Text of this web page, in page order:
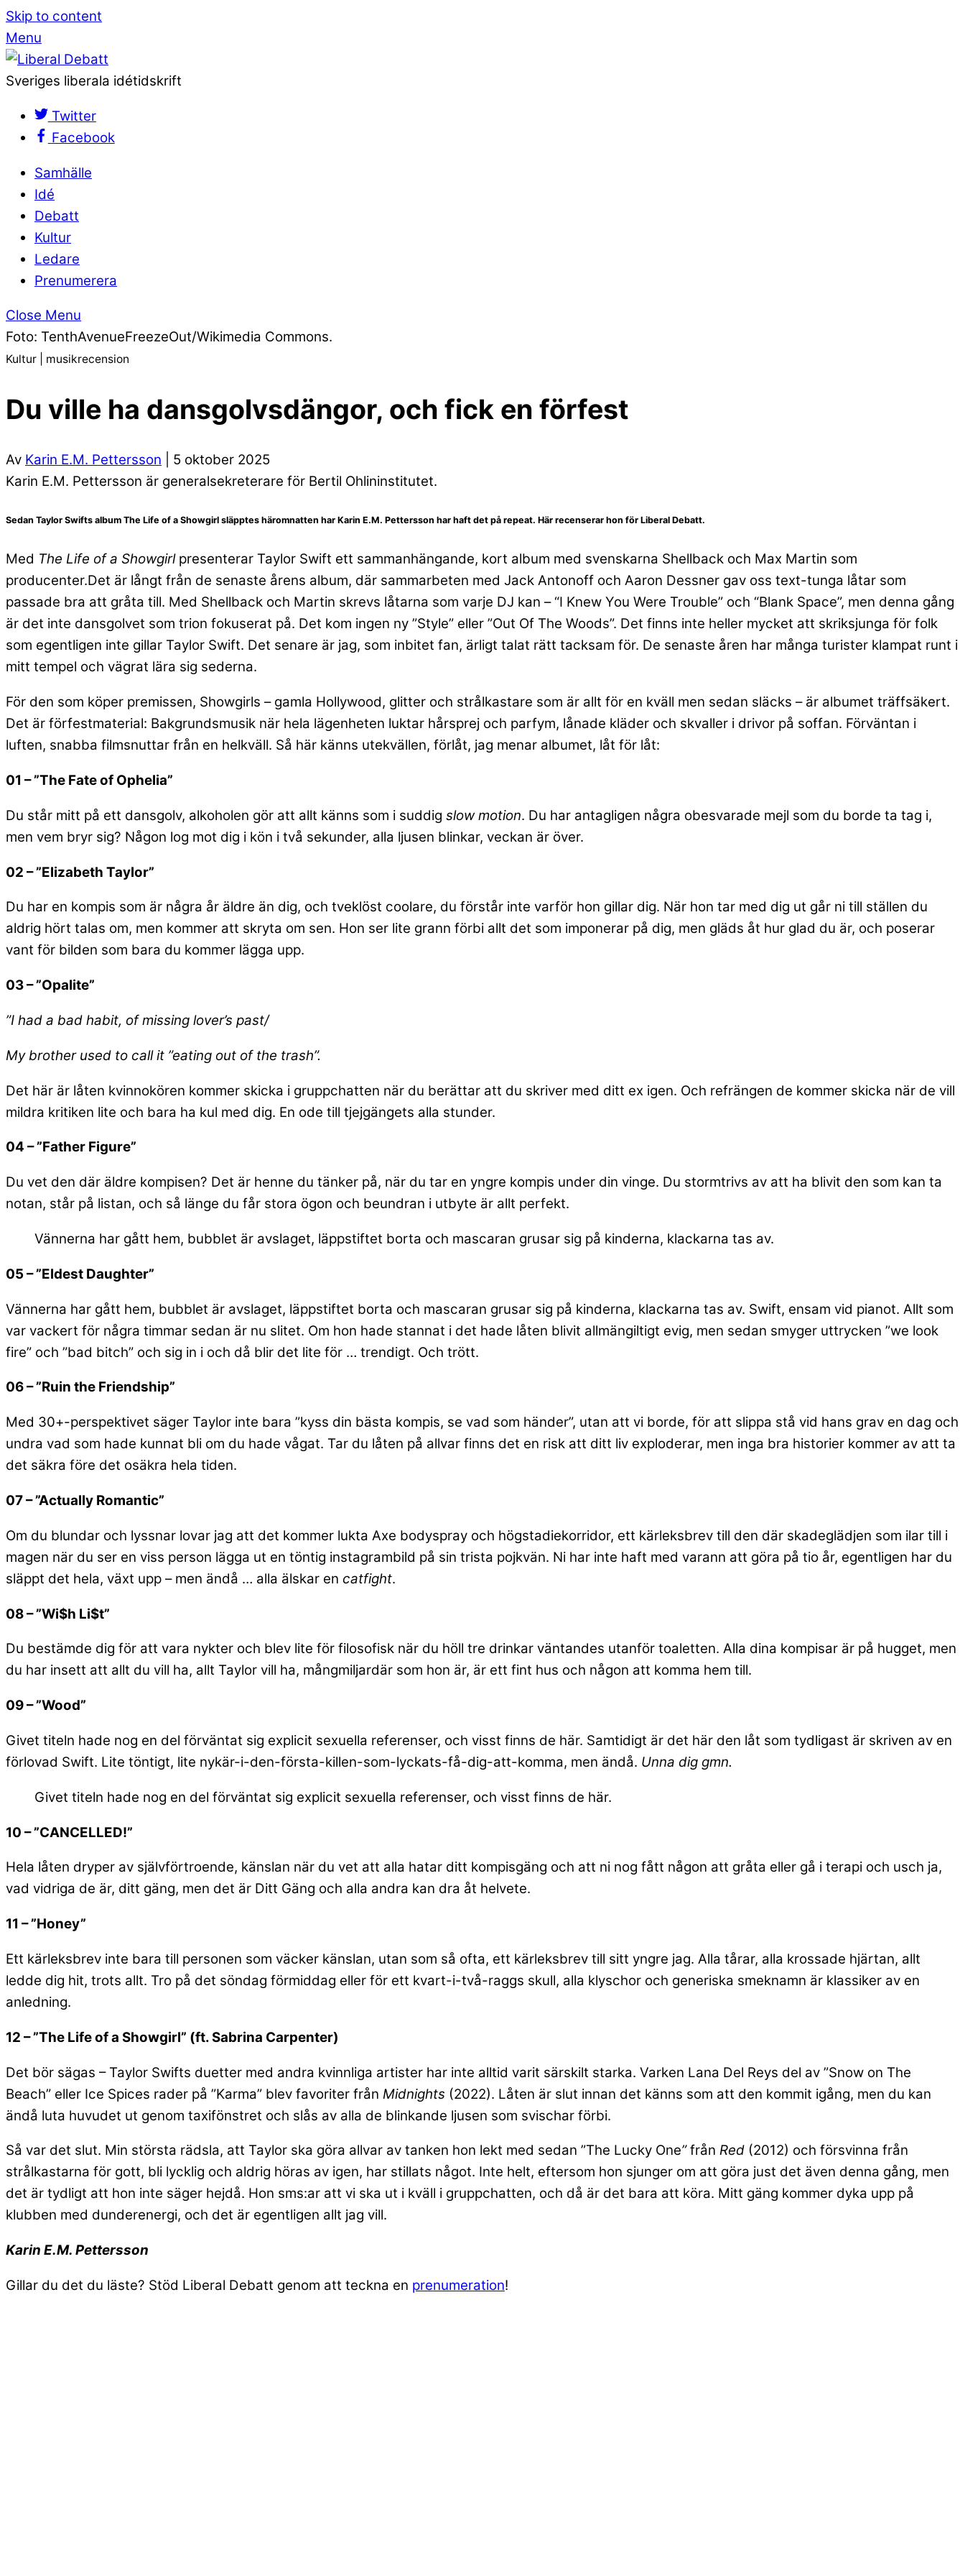
Skip to content
Menu
Sveriges liberala idétidskrift
Twitter
Facebook
Samhälle
Idé
Debatt
Kultur
Ledare
Prenumerera
Close Menu
Foto: TenthAvenueFreezeOut/Wikimedia Commons.
Kultur | musikrecension
Du ville ha dansgolvsdängor, och fick en förfest
Av Karin E.M. Pettersson | 5 oktober 2025
Karin E.M. Pettersson är generalsekreterare för Bertil Ohlininstitutet.
Sedan Taylor Swifts album The Life of a Showgirl släpptes häromnatten har Karin E.M. Pettersson har haft det på repeat. Här recenserar hon för Liberal Debatt.
Med The Life of a Showgirl presenterar Taylor Swift ett sammanhängande, kort album med svenskarna Shellback och Max Martin som
producenter.Det är långt från de senaste årens album, där sammarbeten med Jack Antonoff och Aaron Dessner gav oss text-tunga låtar som
passade bra att gråta till. Med Shellback och Martin skrevs låtarna som varje DJ kan – “I Knew You Were Trouble” och “Blank Space”, men denna gång
är det inte dansgolvet som trion fokuserat på. Det kom ingen ny ”Style” eller ”Out Of The Woods”. Det finns inte heller mycket att skriksjunga för folk
som egentligen inte gillar Taylor Swift. Det senare är jag, som inbitet fan, ärligt talat rätt tacksam för. De senaste åren har många turister klampat runt i
mitt tempel och vägrat lära sig sederna.
För den som köper premissen, Showgirls – gamla Hollywood, glitter och strålkastare som är allt för en kväll men sedan släcks – är albumet träffsäkert.
Det är förfestmaterial: Bakgrundsmusik när hela lägenheten luktar hårsprej och parfym, lånade kläder och skvaller i drivor på soffan. Förväntan i
luften, snabba filmsnuttar från en helkväll. Så här känns utekvällen, förlåt, jag menar albumet, låt för låt:
01 – ”The Fate of Ophelia”
Du står mitt på ett dansgolv, alkoholen gör att allt känns som i suddig slow motion. Du har antagligen några obesvarade mejl som du borde ta tag i,
men vem bryr sig? Någon log mot dig i kön i två sekunder, alla ljusen blinkar, veckan är över.
02 – ”Elizabeth Taylor”
Du har en kompis som är några år äldre än dig, och tveklöst coolare, du förstår inte varför hon gillar dig. När hon tar med dig ut går ni till ställen du
aldrig hört talas om, men kommer att skryta om sen. Hon ser lite grann förbi allt det som imponerar på dig, men gläds åt hur glad du är, och poserar
vant för bilden som bara du kommer lägga upp.
03 – ”Opalite”
”I had a bad habit, of missing lover’s past/
My brother used to call it ”eating out of the trash”.
Det här är låten kvinnokören kommer skicka i gruppchatten när du berättar att du skriver med ditt ex igen. Och refrängen de kommer skicka när de vill
mildra kritiken lite och bara ha kul med dig. En ode till tjejgängets alla stunder.
04 – ”Father Figure”
Du vet den där äldre kompisen? Det är henne du tänker på, när du tar en yngre kompis under din vinge. Du stormtrivs av att ha blivit den som kan ta
notan, står på listan, och så länge du får stora ögon och beundran i utbyte är allt perfekt.
Vännerna har gått hem, bubblet är avslaget, läppstiftet borta och mascaran grusar sig på kinderna, klackarna tas av.
05 – ”Eldest Daughter”
Vännerna har gått hem, bubblet är avslaget, läppstiftet borta och mascaran grusar sig på kinderna, klackarna tas av. Swift, ensam vid pianot. Allt som
var vackert för några timmar sedan är nu slitet. Om hon hade stannat i det hade låten blivit allmängiltigt evig, men sedan smyger uttrycken ”we look
fire” och ”bad bitch” och sig in i och då blir det lite för … trendigt. Och trött.
06 – ”Ruin the Friendship”
Med 30+-perspektivet säger Taylor inte bara ”kyss din bästa kompis, se vad som händer”, utan att vi borde, för att slippa stå vid hans grav en dag och
undra vad som hade kunnat bli om du hade vågat. Tar du låten på allvar finns det en risk att ditt liv exploderar, men inga bra historier kommer av att ta
det säkra före det osäkra hela tiden.
07 – ”Actually Romantic”
Om du blundar och lyssnar lovar jag att det kommer lukta Axe bodyspray och högstadiekorridor, ett kärleksbrev till den där skadeglädjen som ilar till i
magen när du ser en viss person lägga ut en töntig instagrambild på sin trista pojkvän. Ni har inte haft med varann att göra på tio år, egentligen har du
släppt det hela, växt upp – men ändå … alla älskar en catfight.
08 – ”Wi$h Li$t”
Du bestämde dig för att vara nykter och blev lite för filosofisk när du höll tre drinkar väntandes utanför toaletten. Alla dina kompisar är på hugget, men
du har insett att allt du vill ha, allt Taylor vill ha, mångmiljardär som hon är, är ett fint hus och någon att komma hem till.
09 – ”Wood”
Givet titeln hade nog en del förväntat sig explicit sexuella referenser, och visst finns de här. Samtidigt är det här den låt som tydligast är skriven av en
förlovad Swift. Lite töntigt, lite nykär-i-den-första-killen-som-lyckats-få-dig-att-komma, men ändå. Unna dig gmn.
Givet titeln hade nog en del förväntat sig explicit sexuella referenser, och visst finns de här.
10 – ”CANCELLED!”
Hela låten dryper av självförtroende, känslan när du vet att alla hatar ditt kompisgäng och att ni nog fått någon att gråta eller gå i terapi och usch ja,
vad vidriga de är, ditt gäng, men det är Ditt Gäng och alla andra kan dra åt helvete.
11 – ”Honey”
Ett kärleksbrev inte bara till personen som väcker känslan, utan som så ofta, ett kärleksbrev till sitt yngre jag. Alla tårar, alla krossade hjärtan, allt
ledde dig hit, trots allt. Tro på det söndag förmiddag eller för ett kvart-i-två-raggs skull, alla klyschor och generiska smeknamn är klassiker av en
anledning.
12 – ”The Life of a Showgirl” (ft. Sabrina Carpenter)
Det bör sägas – Taylor Swifts duetter med andra kvinnliga artister har inte alltid varit särskilt starka. Varken Lana Del Reys del av ”Snow on The
Beach” eller Ice Spices rader på ”Karma” blev favoriter från Midnights (2022). Låten är slut innan det känns som att den kommit igång, men du kan
ändå luta huvudet ut genom taxifönstret och slås av alla de blinkande ljusen som svischar förbi.
Så var det slut. Min största rädsla, att Taylor ska göra allvar av tanken hon lekt med sedan ”The Lucky One”från Red (2012) och försvinna från
strålkastarna för gott, bli lycklig och aldrig höras av igen, har stillats något. Inte helt, eftersom hon sjunger om att göra just det även denna gång, men
det är tydligt att hon inte säger hejdå. Hon sms:ar att vi ska ut i kväll i gruppchatten, och då är det bara att köra. Mitt gäng kommer dyka upp på
klubben med dunderenergi, och det är egentligen allt jag vill.
Karin E.M. Pettersson
Gillar du det du läste? Stöd Liberal Debatt genom att teckna en prenumeration!